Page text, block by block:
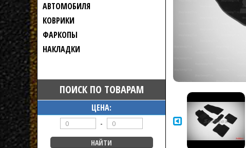
АВТОМОБИЛЯ
КОВРИКИ
ФАРКОПЫ
НАКЛАДКИ
ПОИСК ПО ТОВАРАМ
ЦЕНА:
-